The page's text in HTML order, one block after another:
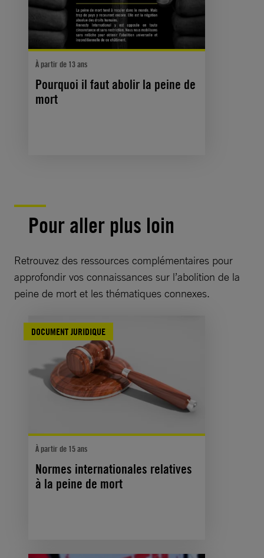
À partir de 13 ans
Pourquoi il faut abolir la peine de
mort
Pour aller plus loin
Retrouvez des ressources complémentaires pour
approfondir vos connaissances sur l’abolition de la
peine de mort et les thématiques connexes.
DOCUMENT JURIDIQUE
À partir de 15 ans
Normes internationales relatives
à la peine de mort